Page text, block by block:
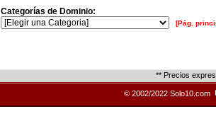
Categorías de Dominio:
[Pág.
** Precios
© 2002/2022 Solo10.com